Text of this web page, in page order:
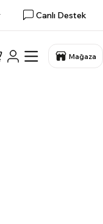
Canlı Destek
Mağaza